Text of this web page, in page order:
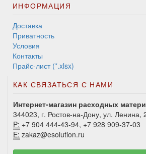
ИНФОРМАЦИЯ
Доставка
Приватность
Условия
Контакты
Прайс-лист (*.xlsx)
КАК СВЯЗАТЬСЯ С НАМИ
Интернет-магазин расходных
344023, г. Ростов-на-Дону, ул. Ленина,
P: +7 904 444-43-94, +7 928 909-37-03
E: zakaz@esolution.ru